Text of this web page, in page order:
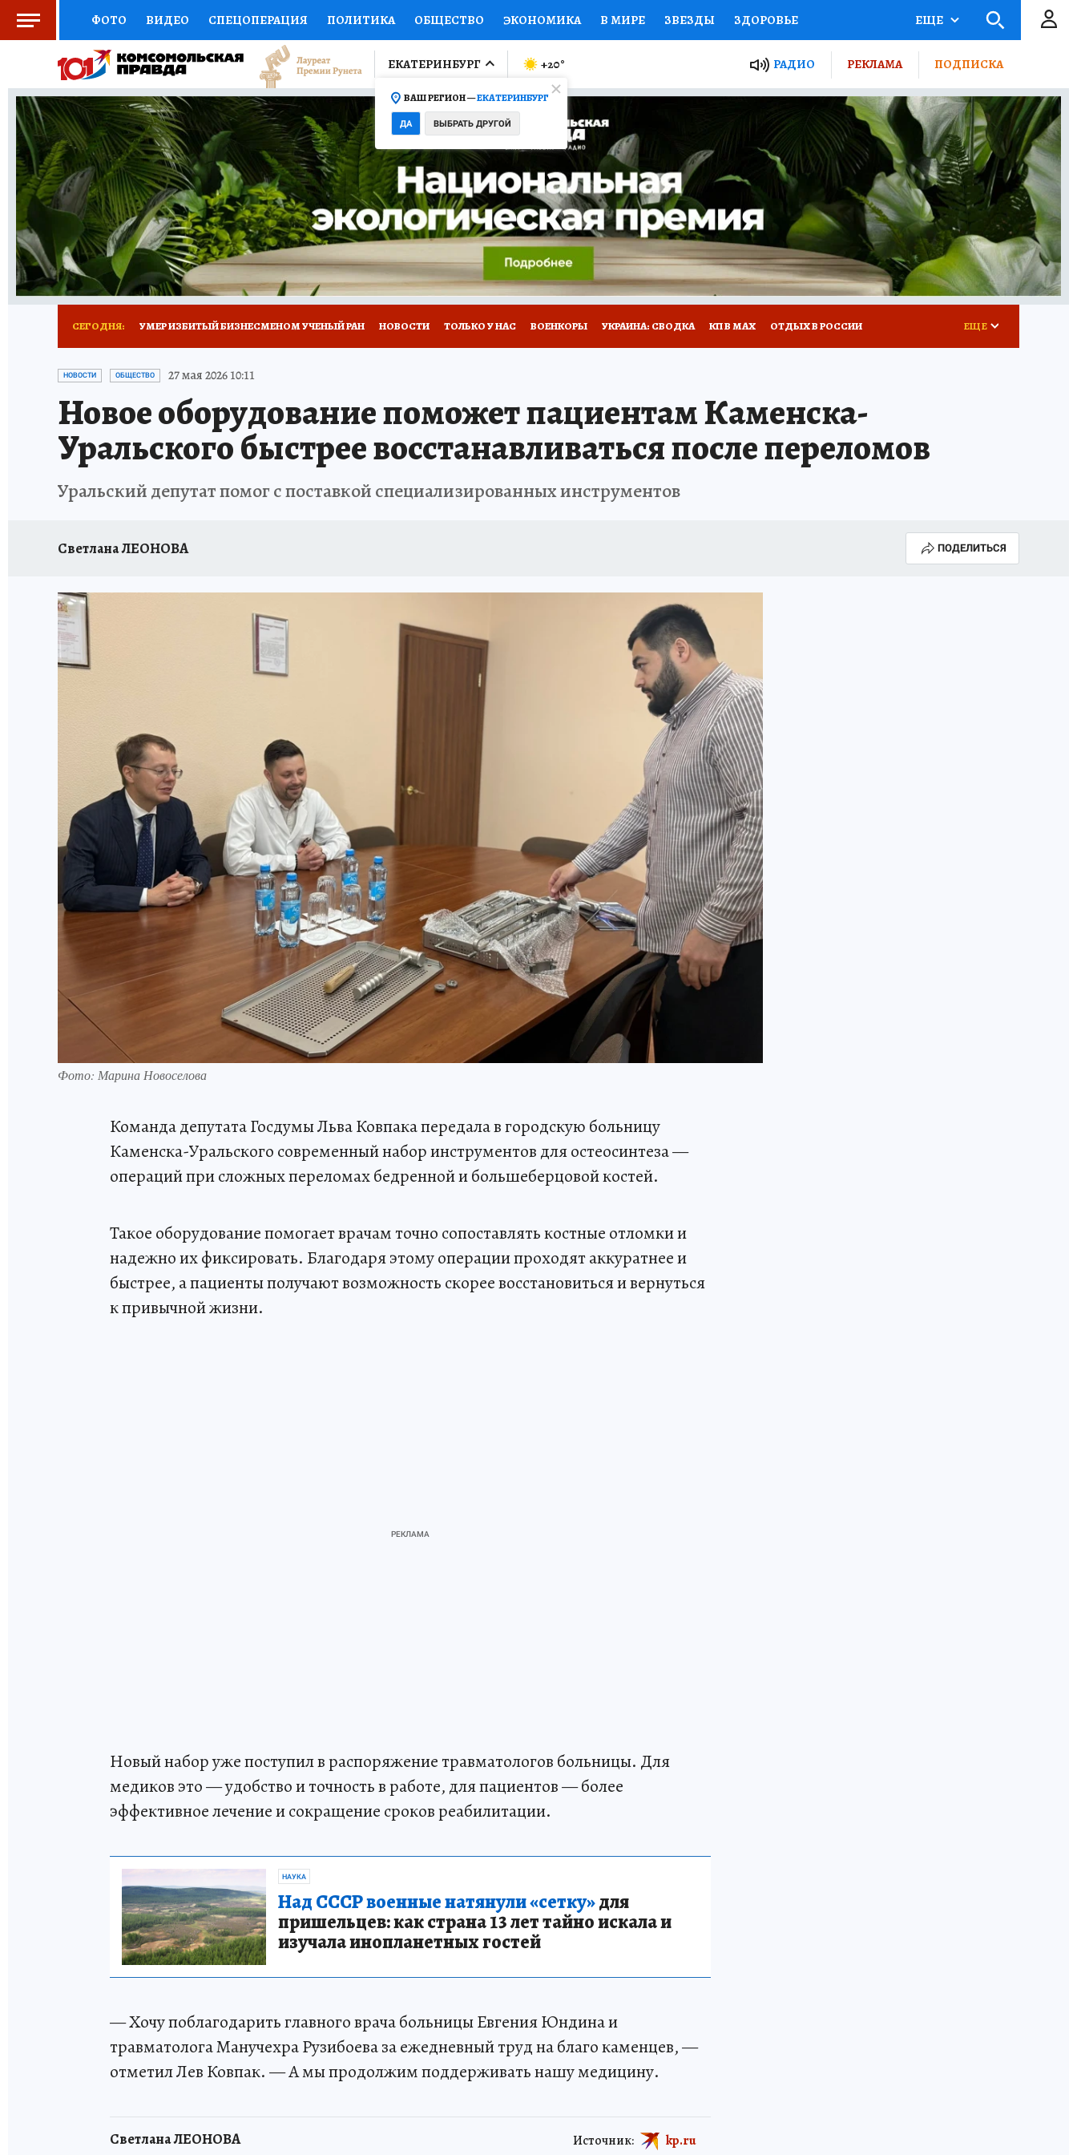
ФОТО ВИДЕО СПЕЦОПЕРАЦИЯ ПОЛИТИКА ОБЩЕСТВО ЭКОНОМИКА В МИРЕ ЗВЕЗДЫ ЗДОРОВЬЕ
СОЦПОДДЕРЖКА НАУКА СПОРТ КОЛУМНИСТЫ ПРОИСШЕСТВИЯ НАЦИОНАЛЬНЫЕ ПРОЕКТЫ РОССИИ
ВЫБОР ЭКСПЕРТОВ ДОКТОР ФИНАНСЫ ОТКРЫВАЕМ МИР Я ЗНАЮ СЕМЬЯ ЖЕНСКИЕ СЕКРЕТЫ ПУТЕВОДИТЕЛЬ
КНИЖНАЯ ПОЛКА ПРОГНОЗЫ НА СПОРТ ПРОМОКОДЫ СЕРИАЛЫ СПЕЦПРОЕКТЫ ДЕФИЦИТ ЖЕЛЕЗА ТУРИЗМ
ПРЕСС-ЦЕНТР НЕДВИЖИМОСТЬ ТЕЛЕВИЗОР КОЛЛЕКЦИИ КОНКУРСЫ РАБОТА У НАС ГИД ПОТРЕБИТЕЛЯ ВСЕ О КП
РАДИО КП ТЕСТЫ НОВОЕ НА САЙТЕ
ЕЩЕ
ЕКАТЕРИНБУРГ
ВАШ РЕГИОН —ЕКАТЕРИНБУРГ
ДА ВЫБРАТЬ ДРУГОЙ
+20° РАДИО РЕКЛАМА ПОДПИСКА
СЕГОДНЯ: УМЕР ИЗБИТЫЙ БИЗНЕСМЕНОМ УЧЕНЫЙ РАН НОВОСТИ ТОЛЬКО У НАС ВОЕНКОРЫ УКРАИНА: СВОДКА КП В МАХ ОТДЫХ В РОССИИ
ЗАПОВЕДНАЯ РОССИЯ
ЕЩЕ
НОВОСТИ ОБЩЕСТВО 27 мая 2026 10:11
Новое оборудование поможет пациентам Каменска-
Уральского быстрее восстанавливаться после переломов
Уральский депутат помог с поставкой специализированных инструментов
Светлана ЛЕОНОВА ПОДЕЛИТЬСЯ
Фото: Марина Новоселова
Команда депутата Госдумы Льва Ковпака передала в городскую больницу
Каменска-Уральского современный набор инструментов для остеосинтеза —
операций при сложных переломах бедренной и большеберцовой костей.
Такое оборудование помогает врачам точно сопоставлять костные отломки и
надежно их фиксировать. Благодаря этому операции проходят аккуратнее и
быстрее, а пациенты получают возможность скорее восстановиться и вернуться
к привычной жизни.
Новый набор уже поступил в распоряжение травматологов больницы. Для
медиков это — удобство и точность в работе, для пациентов — более
эффективное лечение и сокращение сроков реабилитации.
НАУКА
Над СССР военные натянули «сетку»для
пришельцев: как страна 13 лет тайно искала и
изучала инопланетных гостей
— Хочу поблагодарить главного врача больницы Евгения Юндина и
травматолога Манучехра Рузибоева за ежедневный труд на благо каменцев, —
отметил Лев Ковпак. — А мы продолжим поддерживать нашу медицину.
Светлана ЛЕОНОВА Источник: kp.ru